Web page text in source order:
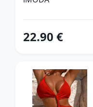
22.90 €